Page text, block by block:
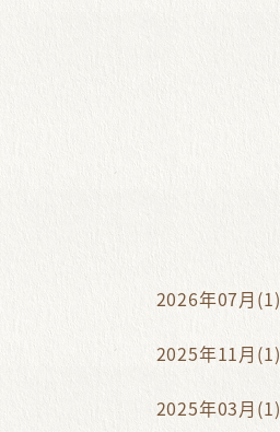
2026年07月(1)
2025年11月(1)
2025年03月(1)